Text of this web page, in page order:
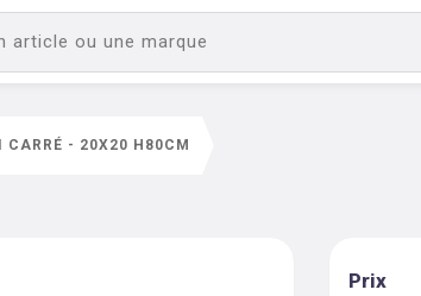
CARRÉ - 20X20 H80CM
Prix